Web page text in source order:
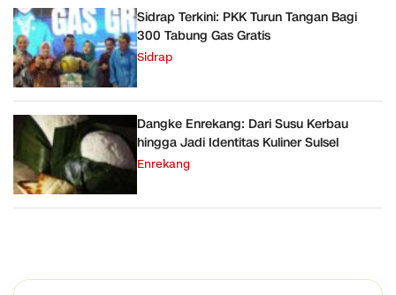
Sidrap Terkini: PKK Turun Tangan Bagi
300 Tabung Gas Gratis
Sidrap
Dangke Enrekang: Dari Susu Kerbau
hingga Jadi Identitas Kuliner Sulsel
Enrekang